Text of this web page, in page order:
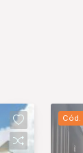
Cód.